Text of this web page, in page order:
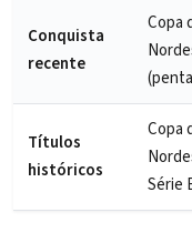
Conquista
recente
Copa
Títulos
históricos
Copa
Série